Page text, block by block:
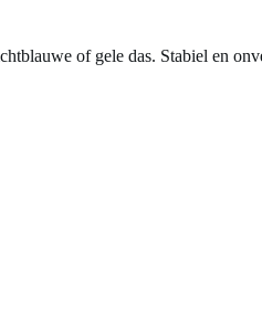
of gele das. Stabiel en